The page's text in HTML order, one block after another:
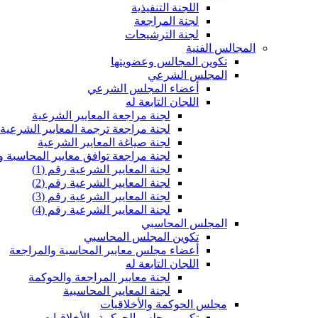
اللجنة التنفيذية
لجنة المراجعة
لجنة الترشيحات
المجالس الفنية
تكوين المجالس وعضويتها
المجلس الشرعي
أعضاء المجلس الشرعي
اللجان التابعة له
لجنة مراجعة المعايير الشرعية
لجنة مراجعة ترجمة المعايير الشرعية
لجنة صياغة المعايير الشرعية
لجنة مراجعة توافق معايير المحاسبة
لجنة المعايير الشرعية رقم (1)
لجنة المعايير الشرعية رقم (2)
لجنة المعايير الشرعية رقم (3)
لجنة المعايير الشرعية رقم (4)
المجلس المحاسبي
تكوين المجلس المحاسبي
أعضاء مجلس معايير المحاسبة والمراجعة
اللجان التابعة له
لجنة معايير المراجعة والحوكمة
لجنة المعايير المحاسبية
مجلس الحوكمة والأخلاقيات